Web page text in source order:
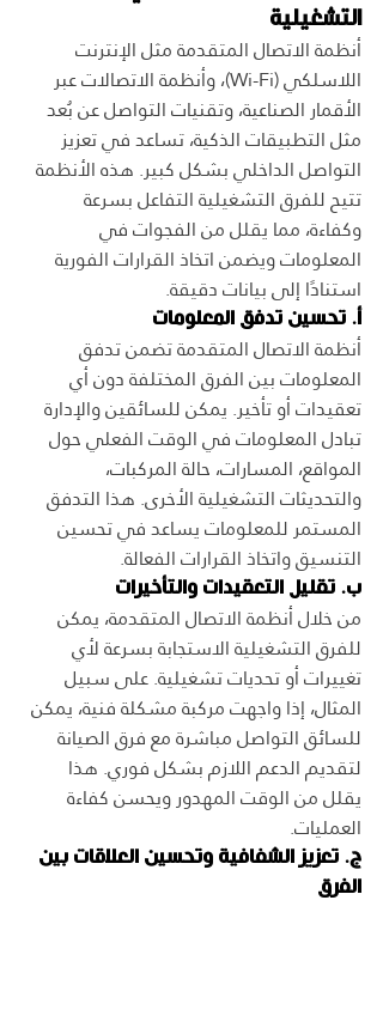
التشغيلية
أنظمة الاتصال المتقدمة مثل الإنترنت
اللاسلكي (Wi-Fi)، وأنظمة الاتصالات عبر
الأقمار الصناعية، وتقنيات التواصل عن بُعد
مثل التطبيقات الذكية، تساعد في تعزيز
التواصل الداخلي بشكل كبير. هذه الأنظمة
تتيح للفرق التشغيلية التفاعل بسرعة
وكفاءة، مما يقلل من الفجوات في
المعلومات ويضمن اتخاذ القرارات الفورية
استنادًا إلى بيانات دقيقة.
أ. تحسين تدفق المعلومات
أنظمة الاتصال المتقدمة تضمن تدفق
المعلومات بين الفرق المختلفة دون أي
تعقيدات أو تأخير. يمكن للسائقين والإدارة
تبادل المعلومات في الوقت الفعلي حول
المواقع، المسارات، حالة المركبات،
والتحديثات التشغيلية الأخرى. هذا التدفق
المستمر للمعلومات يساعد في تحسين
التنسيق واتخاذ القرارات الفعالة.
ب. تقليل التعقيدات والتأخيرات
من خلال أنظمة الاتصال المتقدمة، يمكن
للفرق التشغيلية الاستجابة بسرعة لأي
تغييرات أو تحديات تشغيلية. على سبيل
المثال، إذا واجهت مركبة مشكلة فنية، يمكن
للسائق التواصل مباشرة مع فرق الصيانة
لتقديم الدعم اللازم بشكل فوري. هذا
يقلل من الوقت المهدور ويحسن كفاءة
العمليات.
ج. تعزيز الشفافية وتحسين العلاقات بين
الفرق